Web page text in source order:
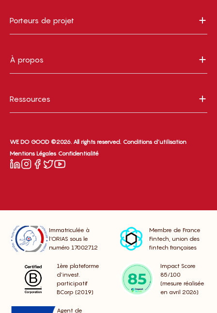
Porteurs de projet
À propos
Ressources
WE DO GOOD ©2026. All rights reserved. Conditions d’utilisation
Mentions Légales Confidentialité
Immatriculée à
l’ORIAS sous le
numéro 17002712
Membre de France
Fintech, union des
fintech françaises
1ère plateforme
d’invest.
participatif
BCorp (2019)
Impact Score
85/100
(mesure réalisée
en avril 2026)
Agent de